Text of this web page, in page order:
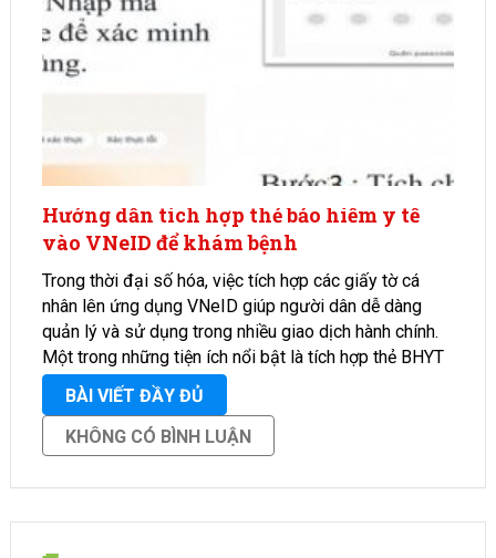
Hướng dẫn tích hợp thẻ bảo hiểm y tế
vào VNeID để khám bệnh
Trong thời đại số hóa, việc tích hợp các giấy tờ cá
nhân lên ứng dụng VNeID giúp người dân dễ dàng
quản lý và sử dụng trong nhiều giao dịch hành chính.
Một trong những tiện ích nổi bật là tích hợp thẻ BHYT
vào …
BÀI VIẾT ĐẦY ĐỦ
KHÔNG CÓ BÌNH LUẬN